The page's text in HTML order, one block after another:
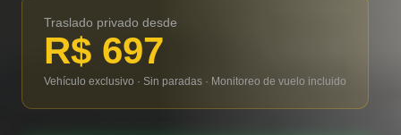
Traslado privado desde
R$ 697
Vehículo exclusivo · Sin paradas · Monitoreo de vuelo incluido